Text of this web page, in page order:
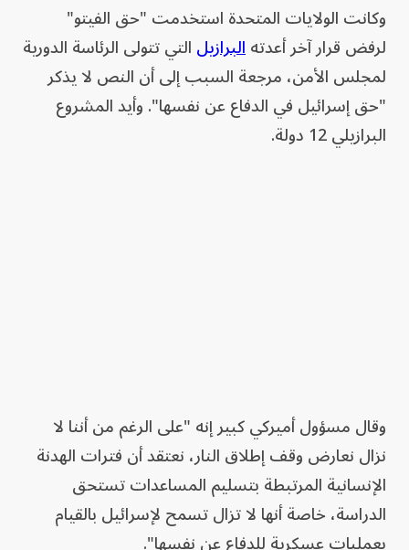
وكانت الولايات المتحدة استخدمت "حق الفيتو"
لرفض قرار آخر أعدتهالبرازيلالتي تتولى الرئاسة الدورية
لمجلس الأمن، مرجعة السبب إلى أن النص لا يذكر
"حق إسرائيل في الدفاع عن نفسها". وأيد المشروع
البرازيلي 12 دولة.
وقال مسؤول أميركي كبير إنه "على الرغم من أننا لا
نزال نعارض وقف إطلاق النار، نعتقد أن فترات الهدنة
الإنسانية المرتبطة بتسليم المساعدات تستحق
الدراسة، خاصة أنها لا تزال تسمح لإسرائيل بالقيام